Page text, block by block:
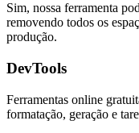
Sim, nossa ferramenta
removendo todos os
produção.
DevTools
Ferramentas online
formatação, geração e